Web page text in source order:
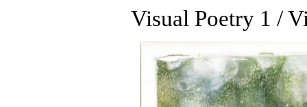
Visual Poetry 1 /